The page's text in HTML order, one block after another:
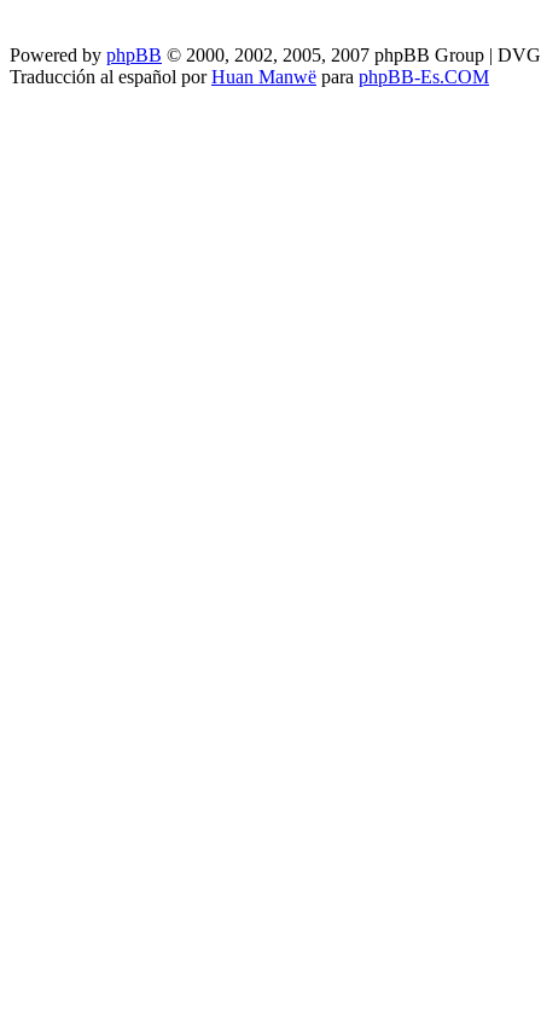
Powered by phpBB © 2000, 2002, 2005, 2007 phpBB Group |
Traducción al español porHuan Manwë para phpBB-Es.COM